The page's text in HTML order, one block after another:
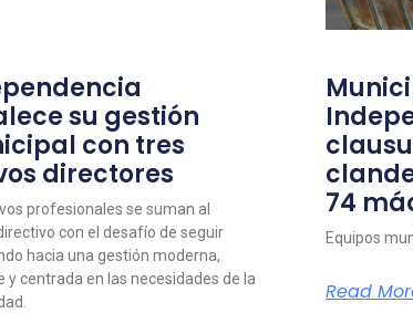
su gestión
con tres
directores
profesionales se suman al
con el desafío de seguir
hacia una gestión moderna,
y centrada en las necesidades de la
74
Equipos
Read